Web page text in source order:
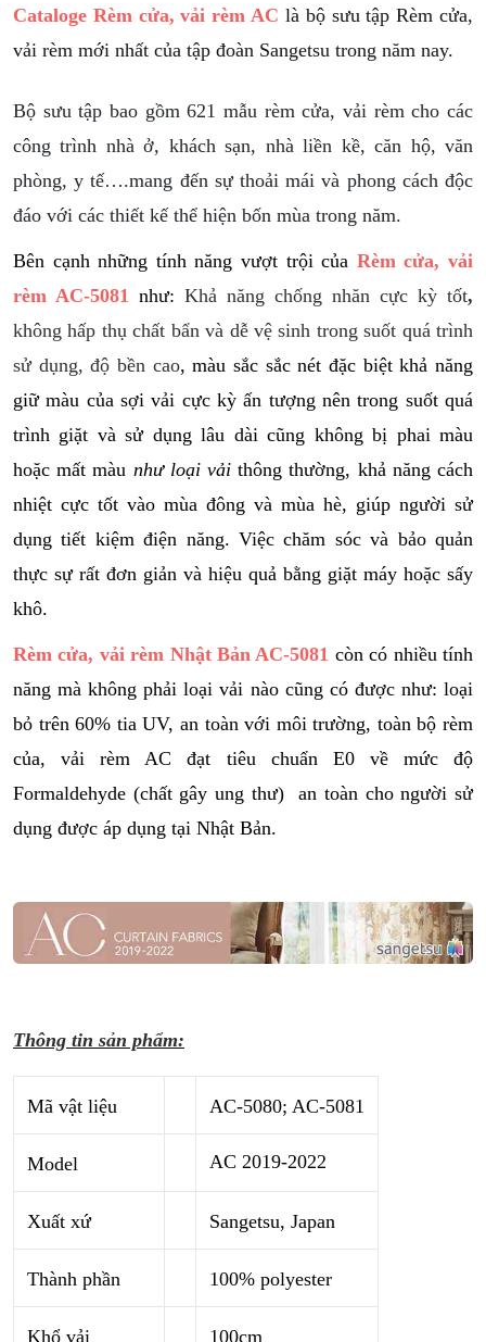
Cataloge Rèm cửa, vải rèm AC là bộ sưu tập Rèm cửa,
vải rèm mới nhất của tập đoàn Sangetsu trong năm nay.
Bộ sưu tập bao gồm 621 mẫu rèm cửa, vải rèm cho các
công trình nhà ở, khách sạn, nhà liền kề, căn hộ, văn
phòng, y tế….mang đến sự thoải mái và phong cách độc
đáo với các thiết kế thể hiện bốn mùa trong năm.
Bên cạnh những tính năng vượt trội của Rèm cửa, vải
rèm AC-5081 như: Khả năng chống nhăn cực kỳ tốt,
không hấp thụ chất bẩn và dễ vệ sinh trong suốt quá trình
sử dụng, độ bền cao, màu sắc sắc nét đặc biệt khả năng
giữ màu của sợi vải cực kỳ ấn tượng nên trong suốt quá
trình giặt và sử dụng lâu dài cũng không bị phai màu
hoặc mất màu như loại vảithông thường, khả năng cách
nhiệt cực tốt vào mùa đông và mùa hè, giúp người sử
dụng tiết kiệm điện năng. Việc chăm sóc và bảo quản
thực sự rất đơn giản và hiệu quả bằng giặt máy hoặc sấy
khô.
Rèm cửa, vải rèm Nhật Bản AC-5081 còn có nhiều tính
năng mà không phải loại vải nào cũng có được như: loại
bỏ trên 60% tia UV, an toàn với môi trường, toàn bộ rèm
của, vải rèm AC đạt tiêu chuẩn E0 về mức độ
Formaldehyde (chất gây ung thư) an toàn cho người sử
dụng được áp dụng tại Nhật Bản.
Thông tin sản phẩm:
Mã vật liệu AC-5080; AC-5081
Model AC 2019-2022
Xuất xứ Sangetsu, Japan
Thành phần 100% polyester
Khổ vải 100cm